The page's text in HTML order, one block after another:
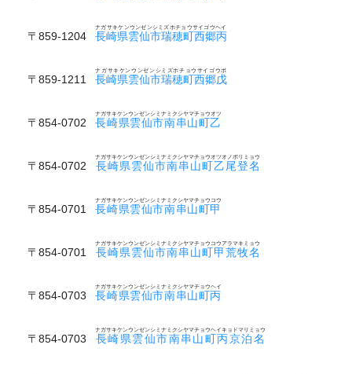
〒859-1204 長崎県雲仙市瑞穂町西郷丙
ナガサキケンウンゼンシミズホチョウサイゴウヘイ
〒859-1211 長崎県雲仙市瑞穂町西郷戊
ナガサキケンウンゼンシミズホチョウサイゴウボ
〒854-0702 長崎県雲仙市南串山町乙
ナガサキケンウンゼンシミナミクシヤマチョウオツ
〒854-0702 長崎県雲仙市南串山町乙尾登名
ナガサキケンウンゼンシミナミクシヤマチョウオツオノボリミョウ
〒854-0701 長崎県雲仙市南串山町甲
ナガサキケンウンゼンシミナミクシヤマチョウコウ
〒854-0701 長崎県雲仙市南串山町甲荒牧名
ナガサキケンウンゼンシミナミクシヤマチョウコウアラマキミョウ
〒854-0703 長崎県雲仙市南串山町丙
ナガサキケンウンゼンシミナミクシヤマチョウヘイ
〒854-0703 長崎県雲仙市南串山町丙京泊名
ナガサキケンウンゼンシミナミクシヤマチョウヘイキョドマリミョウ